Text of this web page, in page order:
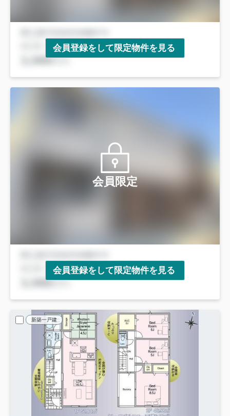
会員登録をして限定物件を見る
会員限定
会員登録をして限定物件を見る
新築一戸建